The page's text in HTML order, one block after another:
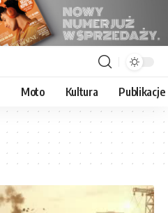
Moto Kultura Publikacje